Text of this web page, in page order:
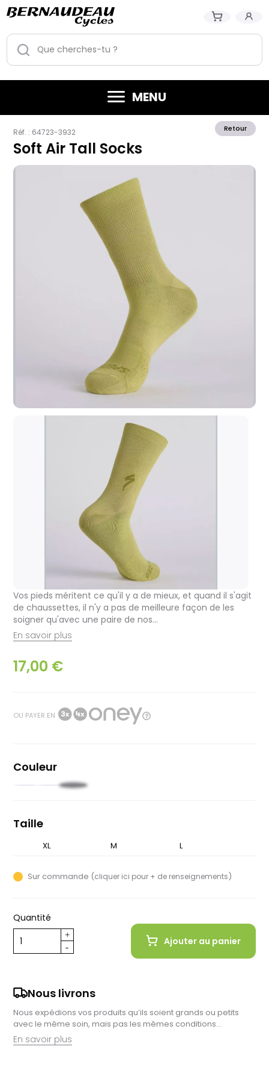
MENU
Retour
Réf. : 64723-3932
Soft Air Tall Socks
Vos pieds méritent ce qu'il y a de mieux, et quand il s'agit
de chaussettes, il n'y a pas de meilleure façon de les
soigner qu'avec une paire de nos...
En savoir plus
17,00 €
OU PAYER EN
Couleur
JauneMoutarde
Taille
S M L
XL
Sur commande (cliquer ici pour + de renseignements)
Quantité
Ajouter au panier
Nous livrons
Nous expédions vos produits qu’ils soient grands ou petits
avec le même soin, mais pas les mêmes conditions…
En savoir plus